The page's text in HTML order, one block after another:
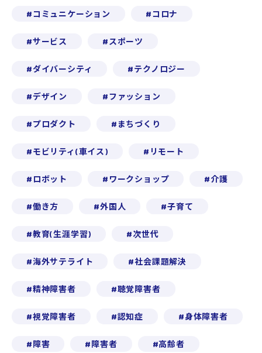
コミュニケーション コロナ
サービス スポーツ
ダイバーシティ テクノロジー
デザイン ファッション
プロダクト まちづくり
モビリティ(車イス) リモート
ロボット ワークショップ 介護
働き方 外国人 子育て
教育(生涯学習) 次世代
海外サテライト 社会課題解決
精神障害者 聴覚障害者
視覚障害者 認知症 身体障害者
障害 障害者 高齢者